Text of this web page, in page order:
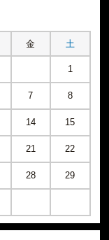
金 土
1
7 8
14 15
21 22
28 29